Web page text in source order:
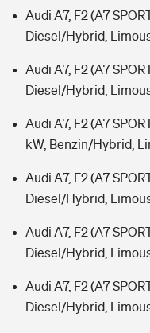
Audi A7, F2 (A7
Diesel/Hybrid,
Audi A7, F2 (A7
Diesel/Hybrid,
Audi A7, F2 (A7
kW, Benzin/Hybrid,
Audi A7, F2 (A7
Diesel/Hybrid,
Audi A7, F2 (A7
Diesel/Hybrid,
Audi A7, F2 (A7
Diesel/Hybrid,